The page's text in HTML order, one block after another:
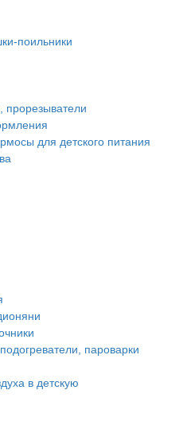
поильники
прорезыватели
для детского питания
пароварки
в детскую